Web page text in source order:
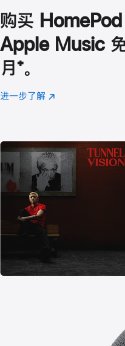
购买 HomePod
Apple Music
月 脚
注
⁺。
进一步了解 Apple
(在
口
中
打
开)